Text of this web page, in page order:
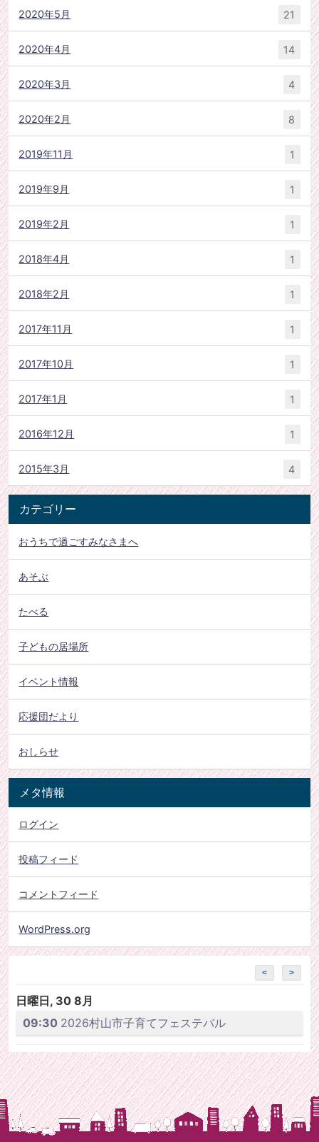
2020年5月 21
2020年4月 14
2020年3月 4
2020年2月 8
2019年11月 1
2019年9月 1
2019年2月 1
2018年4月 1
2018年2月 1
2017年11月 1
2017年10月 1
2017年1月 1
2016年12月 1
2015年3月 4
カテゴリー
おうちで過ごすみなさまへ
あそぶ
たべる
子どもの居場所
イベント情報
応援団だより
おしらせ
メタ情報
ログイン
投稿フィード
コメントフィード
WordPress.org
< >
日曜日, 30 8月
09:30 2026村山市子育てフェステバル